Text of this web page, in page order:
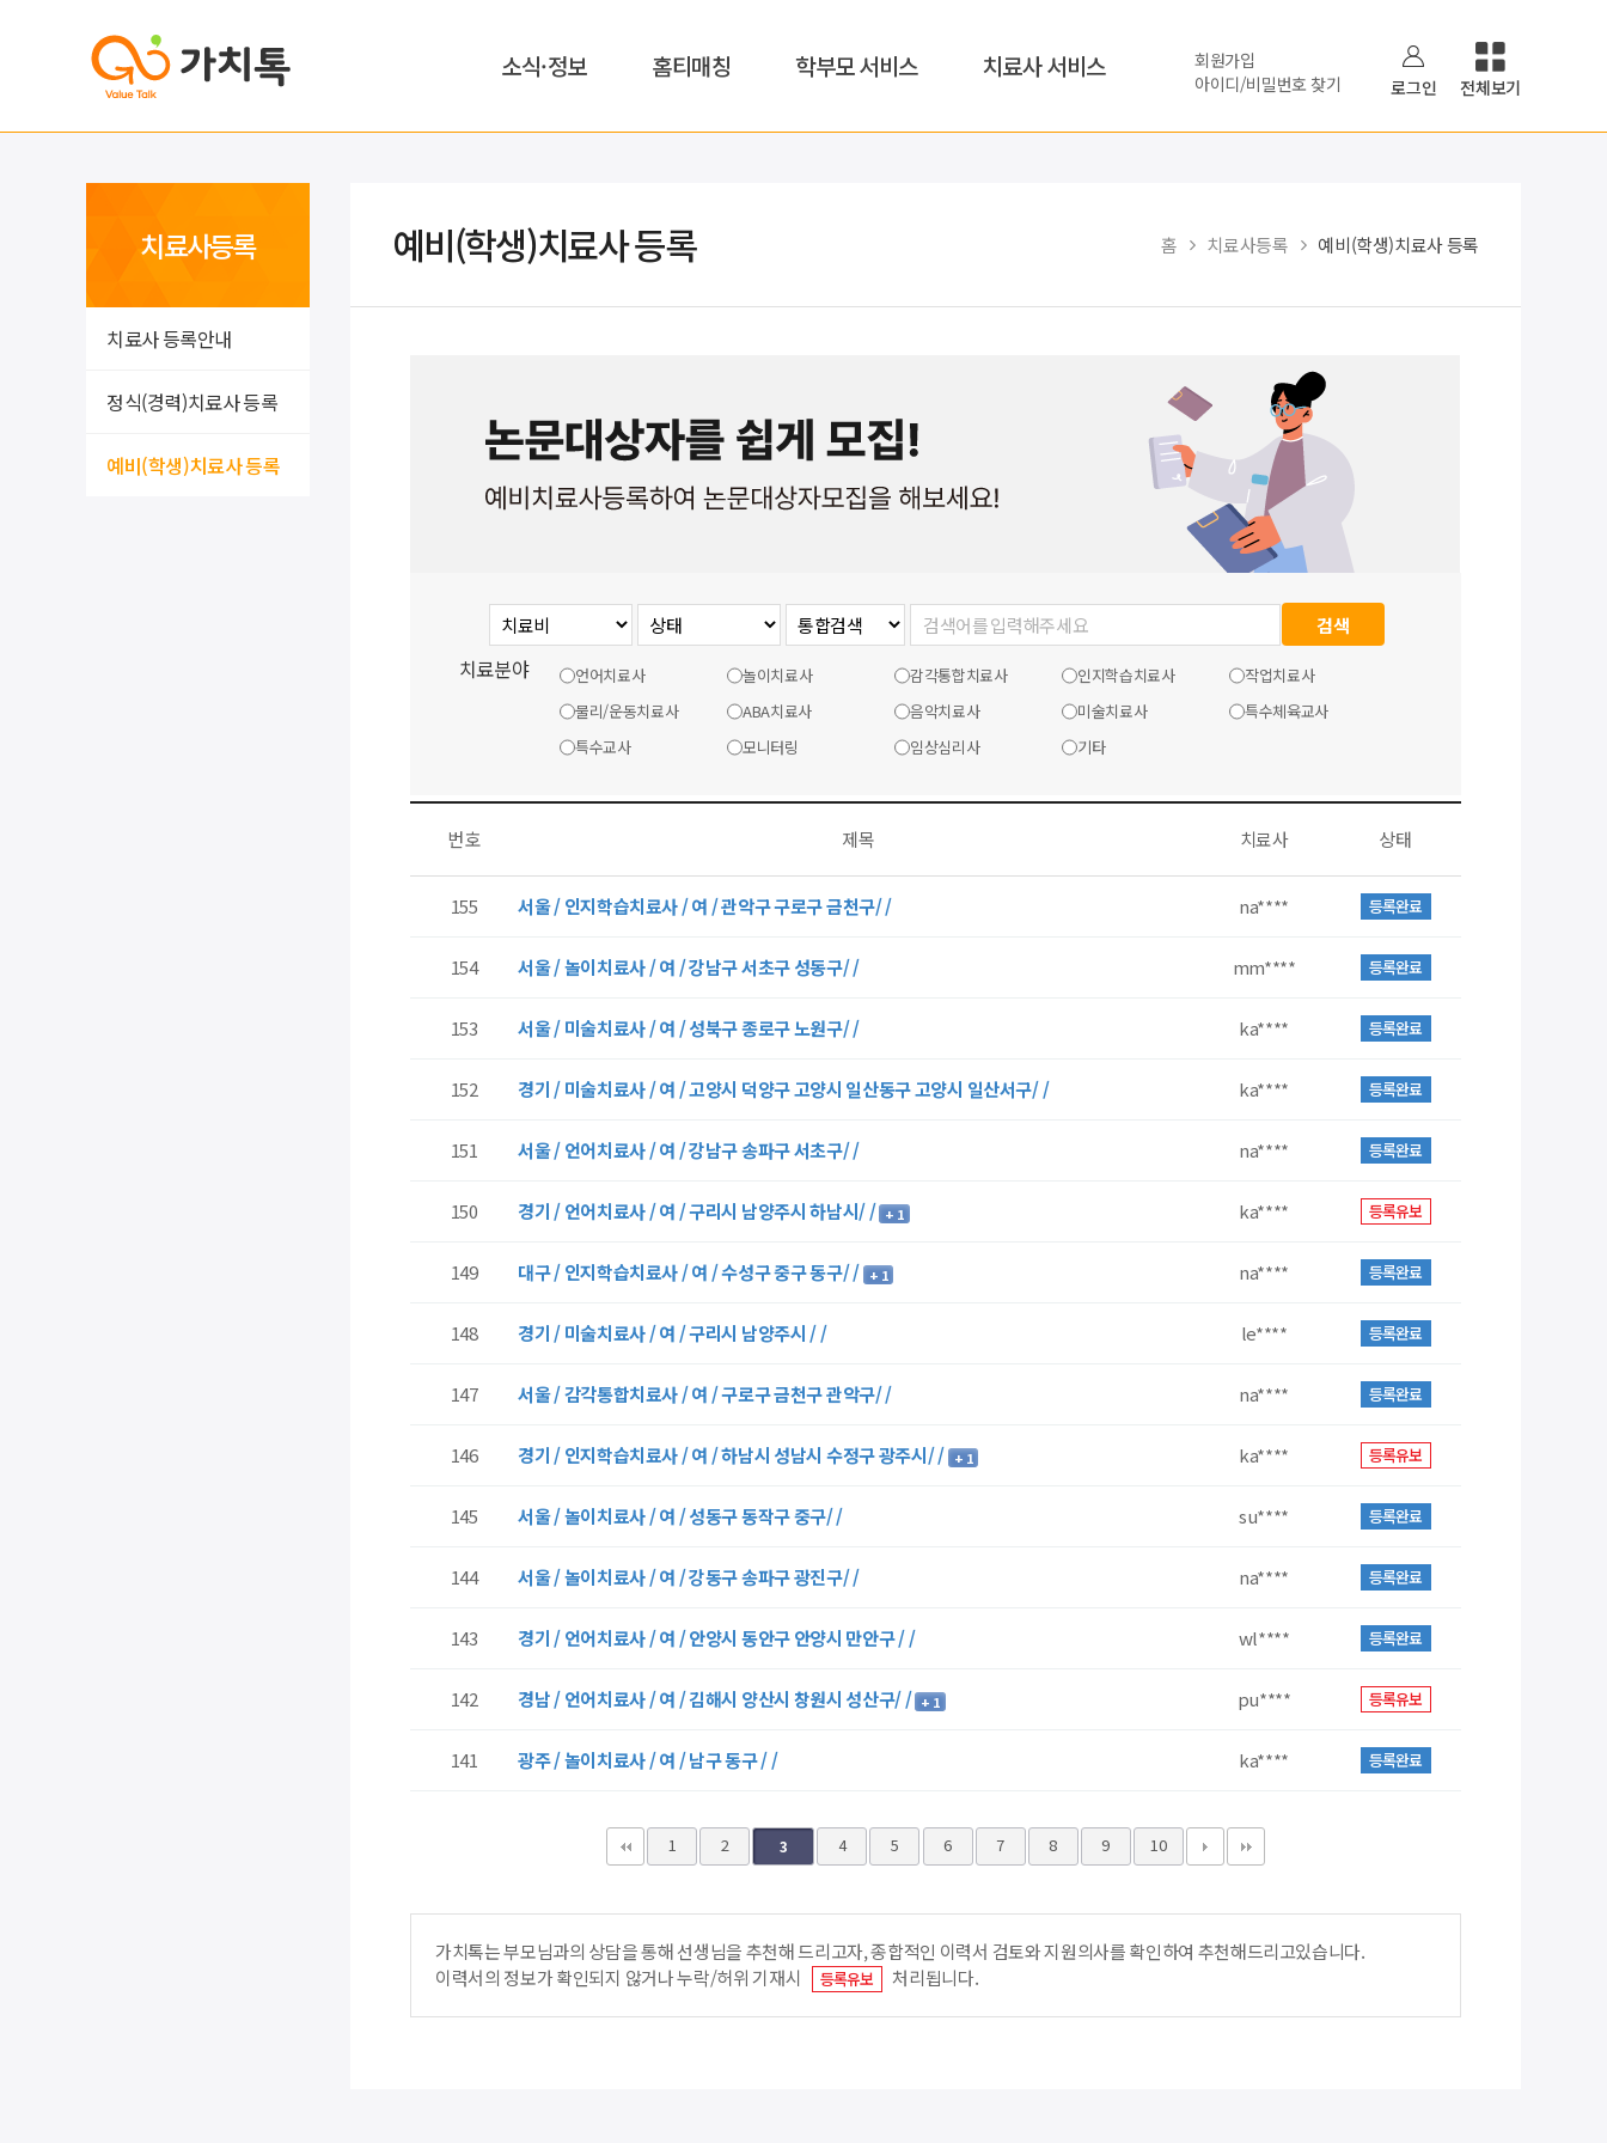
소식·정보 홈티매칭 학부모 서비스 치료사 서비스
회원가입
아이디/비밀번호 찾기
로그인 전체보기
치료사등록
치료사 등록안내
정식(경력)치료사 등록
예비(학생)치료사 등록
예비(학생)치료사 등록 홈 치료사등록 예비(학생)치료사 등록
검색
치료분야 언어치료사 놀이치료사 감각통합치료사 인지학습치료사
작업치료사
물리/운동치료사
ABA치료사 음악치료사 미술치료사
특수체육교사
특수교사
모니터링 임상심리사 기타
번호 제목 치료사 상태
155 서울 / 인지학습치료사 / 여 / 관악구 구로구 금천구/ / na**** 등록완료
154 서울 / 놀이치료사 / 여 / 강남구 서초구 성동구/ / mm**** 등록완료
153 서울 / 미술치료사 / 여 / 성북구 종로구 노원구/ / ka**** 등록완료
152 경기 / 미술치료사 / 여 / 고양시 덕양구 고양시 일산동구 고양시 일산서구/ / ka**** 등록완료
151 서울 / 언어치료사 / 여 / 강남구 송파구 서초구/ / na**** 등록완료
150 경기 / 언어치료사 / 여 / 구리시 남양주시 하남시/ / + 1 ka**** 등록유보
149 대구 / 인지학습치료사 / 여 / 수성구 중구 동구/ / + 1 na**** 등록완료
148 경기 / 미술치료사 / 여 / 구리시 남양주시 / / le**** 등록완료
147 서울 / 감각통합치료사 / 여 / 구로구 금천구 관악구/ / na**** 등록완료
146 경기 / 인지학습치료사 / 여 / 하남시 성남시 수정구 광주시/ / + 1 ka**** 등록유보
145 서울 / 놀이치료사 / 여 / 성동구 동작구 중구/ / su**** 등록완료
144 서울 / 놀이치료사 / 여 / 강동구 송파구 광진구/ / na**** 등록완료
143 경기 / 언어치료사 / 여 / 안양시 동안구 안양시 만안구 / / wl**** 등록완료
142 경남 / 언어치료사 / 여 / 김해시 양산시 창원시 성산구/ / + 1 pu**** 등록유보
141 광주 / 놀이치료사 / 여 / 남구 동구 / / ka**** 등록완료
1 2 3 4 5 6 7 8 9 10
다음
가치톡는 부모님과의 상담을 통해 선생님을 추천해 드리고자, 종합적인 이력서 검토와 지원의사를 확인하여 추천해드리고있습니다.
이력서의 정보가 확인되지 않거나 누락/허위 기재시
등록유보 처리됩니다.